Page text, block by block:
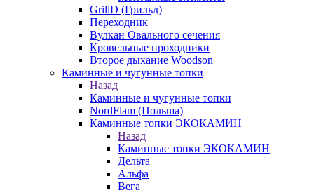
GrillD (Грильд)
Переходник
Вулкан Овального сечения
Кровельные проходники
Второе дыхание Woodson
Каминные и чугунные топки
Назад
Каминные и чугунные топки
NordFlam (Польша)
Каминные топки ЭКОКАМИН
Назад
Каминные топки ЭКОКАМИН
Дельта
Альфа
Вега